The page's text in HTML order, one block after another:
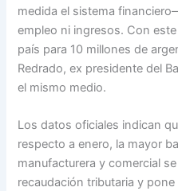
medida el sistema
empleo ni ingresos. Con
país para 10 millones de
Redrado, ex presidente del
el mismo medio.
Los datos oficiales indican
respecto a enero, la mayor
manufacturera y comercial
recaudación tributaria y